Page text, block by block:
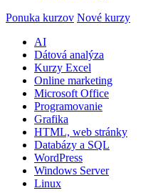
Ponuka kurzov Nové kurzy
AI
Dátová analýza
Kurzy Excel
Online marketing
Microsoft Office
Programovanie
Grafika
HTML, web stránky
Databázy a SQL
WordPress
Windows Server
Linux